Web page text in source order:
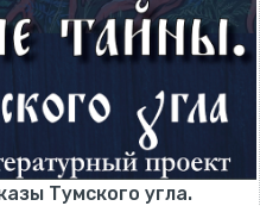
Тумского угла.